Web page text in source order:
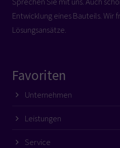
Entwicklung eines Bauteils. Wir
Lösungsansätze.
Favoriten
Unternehmen
Leistungen
Service